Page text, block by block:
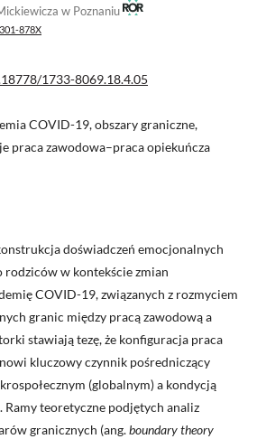
w Poznaniu
878X
1733-8069.18.4.05
COVID-19, obszary graniczne,
praca zawodowa–praca opiekuńcza
doświadczeń emocjonalnych
rodziców w kontekście zmian
COVID-19, związanych z rozmyciem
granic między pracą zawodową a
stawiają tezę, że konfiguracja praca
kluczowy czynnik pośredniczący
(globalnym) a kondycją
Ramy teoretyczne podjętych analiz
granicznych (ang.boundary theory